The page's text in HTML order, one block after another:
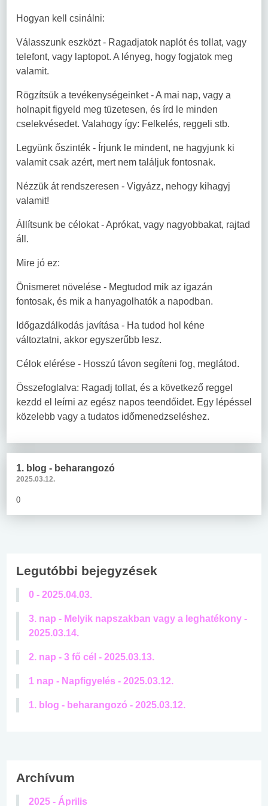
Hogyan kell csinálni:
Válasszunk eszközt - Ragadjatok naplót és tollat, vagy
telefont, vagy laptopot. A lényeg, hogy fogjatok meg
valamit.
Rögzítsük a tevékenységeinket - A mai nap, vagy a
holnapit figyeld meg tüzetesen, és írd le minden
cselekvésedet. Valahogy így: Felkelés, reggeli stb.
Legyünk őszinték - Írjunk le mindent, ne hagyjunk ki
valamit csak azért, mert nem találjuk fontosnak.
Nézzük át rendszeresen - Vigyázz, nehogy kihagyj
valamit!
Állítsunk be célokat - Aprókat, vagy nagyobbakat, rajtad
áll.
Mire jó ez:
Önismeret növelése - Megtudod mik az igazán
fontosak, és mik a hanyagolhatók a napodban.
Időgazdálkodás javítása - Ha tudod hol kéne
változtatni, akkor egyszerűbb lesz.
Célok elérése - Hosszú távon segíteni fog, meglátod.
Összefoglalva: Ragadj tollat, és a következő reggel
kezdd el leírni az egész napos teendőidet. Egy lépéssel
közelebb vagy a tudatos időmenedzseléshez.
1. blog - beharangozó
2025.03.12.
0
Legutóbbi bejegyzések
0 - 2025.04.03.
3. nap - Melyik napszakban vagy a leghatékony -
2025.03.14.
2. nap - 3 fő cél - 2025.03.13.
1 nap - Napfigyelés - 2025.03.12.
1. blog - beharangozó - 2025.03.12.
Archívum
2025 - Április